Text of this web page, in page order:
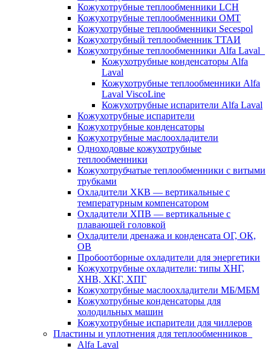
Кожухотрубные теплообменники LCH
Кожухотрубные теплообменники OMT
Кожухотрубные теплообменники Secespol
Кожухотрубный теплообменник ТТАИ
Кожухотрубные теплообменники Alfa Laval
Кожухотрубные конденсаторы Alfa
Laval
Кожухотрубные теплообменники Alfa
Laval ViscoLine
Кожухотрубные испарители Alfa Laval
Кожухотрубные испарители
Кожухотрубные конденсаторы
Кожухотрубные маслоохладители
Одноходовые кожухотрубные
теплообменники
Кожухотрубчатые теплообменники с витыми
трубками
Охладители ХКВ — вертикальные с
температурным компенсатором
Охладители ХПВ — вертикальные с
плавающей головкой
Охладители дренажа и конденсата ОГ, ОК,
ОВ
Пробоотборные охладители для энергетики
Кожухотрубные охладители: типы ХНГ,
ХНВ, ХКГ, ХПГ
Кожухотрубные маслоохладители МБ/МБМ
Кожухотрубные конденсаторы для
холодильных машин
Кожухотрубные испарители для чиллеров
Пластины и уплотнения для теплообменников
Alfa Laval